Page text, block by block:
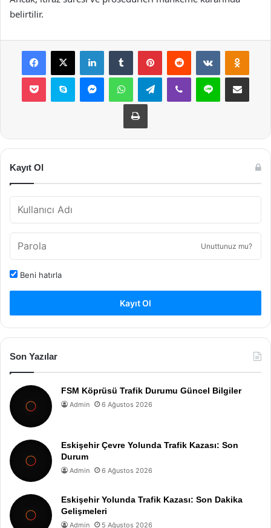
belirtilir.
Facebook
X LinkedInTumblr PinterestReddit VKontakte
Pocket Skype MessengerWhatsAppTelegramViber Line E-Posta ile
Yazdır
Kayıt Ol
Unuttunuz mu?
Beni hatırla
Kayıt Ol
Son Yazılar
FSM Köprüsü Trafik Durumu Güncel Bilgiler
Admin 6 Ağustos 2026
Eskişehir Çevre Yolunda Trafik Kazası: Son
Durum
Admin 6 Ağustos 2026
Eskişehir Yolunda Trafik Kazası: Son Dakika
Gelişmeleri
Admin 5 Ağustos 2026